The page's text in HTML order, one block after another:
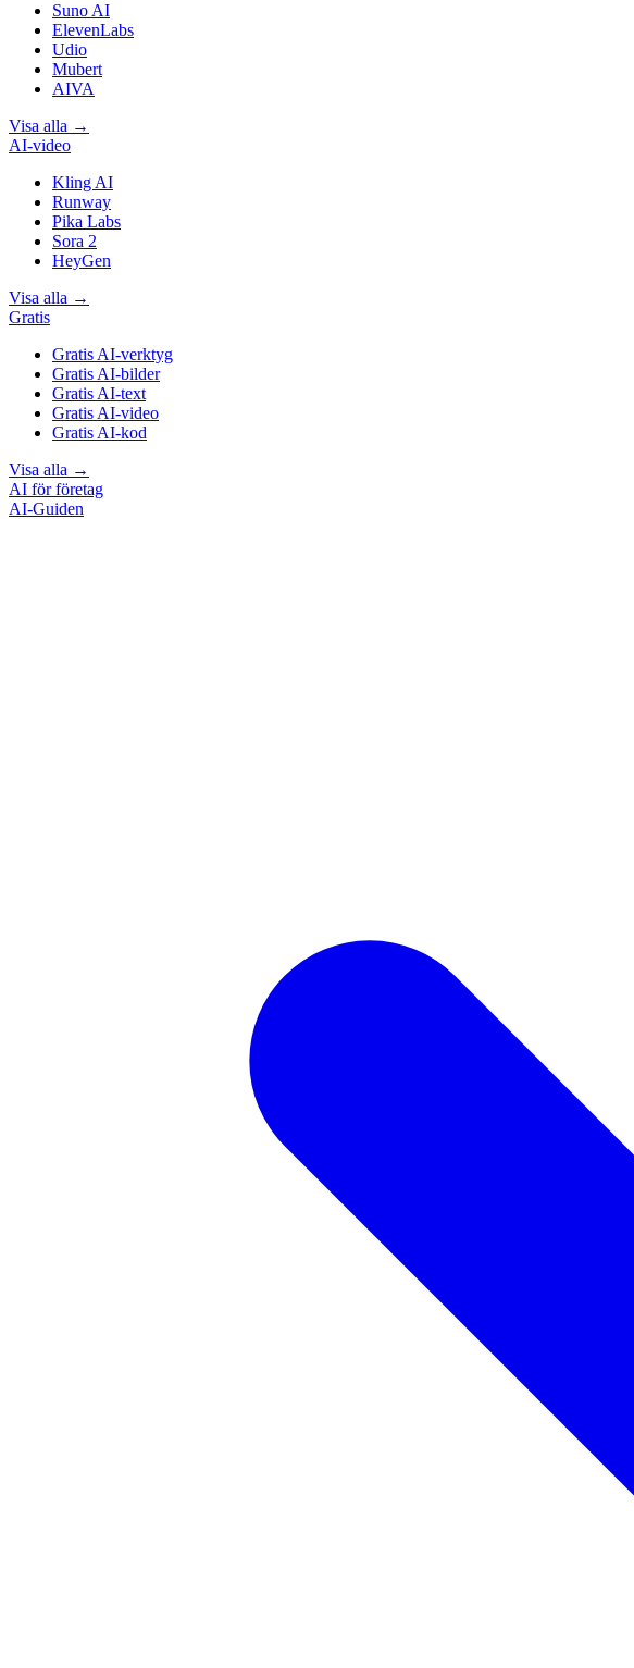
Suno AI
ElevenLabs
Udio
Mubert
AIVA
Visa alla →
AI-video
Kling AI
Runway
Pika Labs
Sora 2
HeyGen
Visa alla →
Gratis
Gratis AI-verktyg
Gratis AI-bilder
Gratis AI-text
Gratis AI-video
Gratis AI-kod
Visa alla →
AI för företag
AI-Guiden